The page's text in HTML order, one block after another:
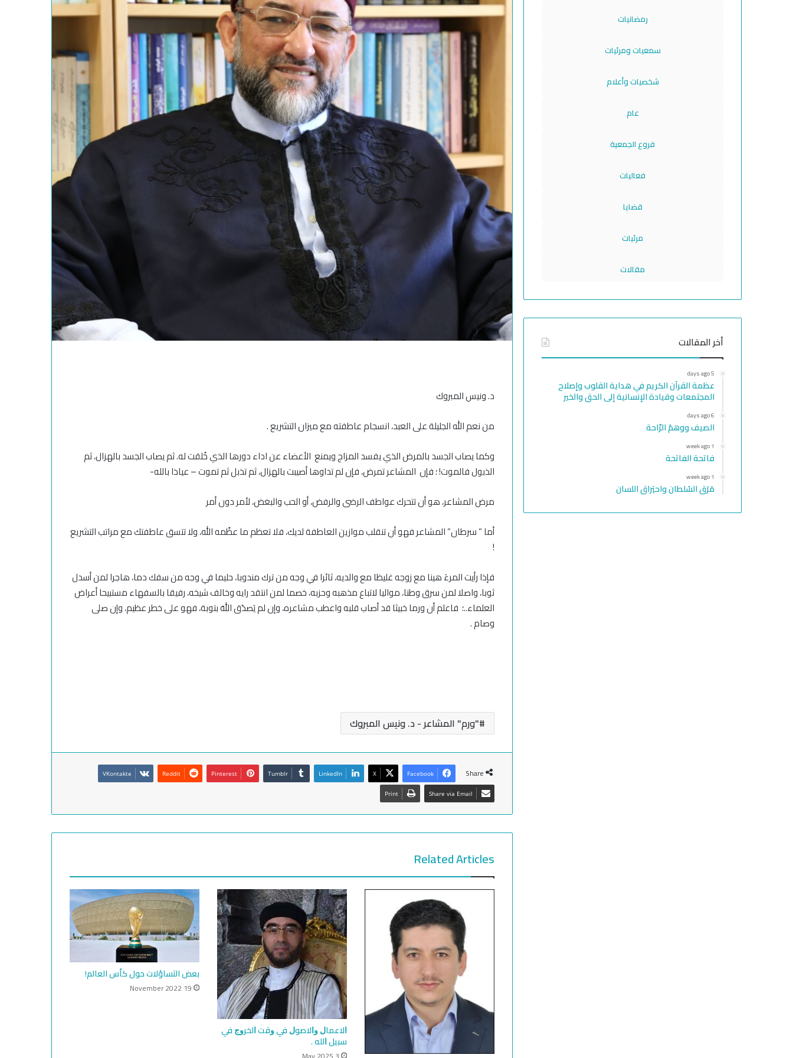
د. ونيس المبروك
من نعم الله الجليلة على العبد، انسجام عاطفته مع ميزان التشريع .
وكما يصاب الجسد بالمرض الذي يفسد المزاج ويمنع الأعضاء عن اداء دورها الذي خُلقت له. ثم يصاب الجسد بالهزال، ثم
الذبول فالموت! ؛ فإن المشاعر تمرض، فإن لم تداوها أصيبت بالهزال، ثم تذبل ثم تموت – عياذا بالله-
مرض المشاعر، هو أن تتحرك عواطف الرضى والرفض، أو الحب والبغض، لأمر دون أمر
أما ” سرطان” المشاعر فهو أن تنقلب موازين العاطفة لديك، فلا تعظم ما عظًمه الله، ولا تتسق عاطفتك مع مراتب التشريع
!
فإذا رأيت المرءَ هينا مع زوجه غليظا مع والديه، ثائرا في وجه من ترك مندوبا، حليما في وجه من سفك دما، هاجرا لمن أسدل
ثوبا، واصلا لمن سرق وطنا، مواليا لاتباع مذهبه وحزبه، خصما لمن انتقد رايه وخالف شيخه، رفيقا بالسفهاء مستبيحا أعراض
العلماء..؛ فاعلم أن ورما خبيثا قد أصاب قلبه واعطب مشاعره، وإن لم يَصدُق اللهَ بتوبة، فهو على خطر عظيم، وإن صلى
وصام .
"ورم" المشاعر - د. ونيس المبروك
Share
Facebook
X
LinkedIn
Tumblr
Pinterest
Reddit
VKontakte
Share via Email
Print
Related Articles
ﺍﻻﻋﻤﺎﻝ ﻭﺍﻻﺻﻮﻝ ﻓﻲ ﻭﻗﺖ ﺍﻟﺨﺮﻭﺝ ﻓﻲ
ﺳﺒﻴﻞ ﺍﻟﻠﻪ .
بعض التساؤلات حول كأس العالم!
19 November 2022
رمضانيات
سمعيات ومرئيات
شخصيات وأعلام
عام
فروع الجمعية
فعاليات
قضايا
مرئيات
مقالات
أخر المقالات
5 days ago
عظمة القرآن الكريم في هداية القلوب وإصلاح
المجتمعات وقيادة الإنسانية إلى الحق والخير
6 days ago
الصيف ووهمُ الرّاحة
1 week ago
فاتحة الفاتحة
1 week ago
مَرَق السُلطان واحتِراق اللسان